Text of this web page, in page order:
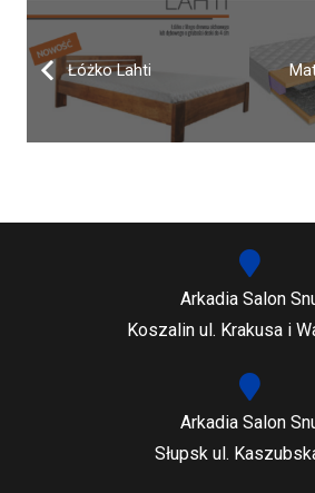
Łóżko Lahti
Arkadia Salon
Koszalin ul. Krakusa i
Arkadia Salon
Słupsk ul.